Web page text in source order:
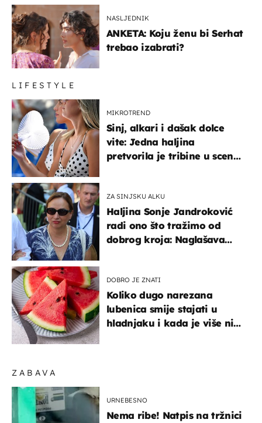
ZABAVA
URNEBESNO
Nema ribe! Natpis na tržnici
NASLJEDNIK
ANKETA: Koju ženu bi Serhat
trebao izabrati?
LIFESTYLE
MIKROTREND
Sinj, alkari i dašak dolce
vite: Jedna haljina
pretvorila je tribine u scenu
ZA SINJSKU ALKU
Haljina Sonje Jandroković
radi ono što tražimo od
dobrog kroja: Naglašava
DOBRO JE ZNATI
Koliko dugo narezana
lubenica smije stajati u
hladnjaku i kada je više nije